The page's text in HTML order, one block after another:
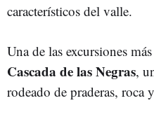
característicos del valle.
Una de las excursiones
Cascada de las Negras,
rodeado de praderas, roca